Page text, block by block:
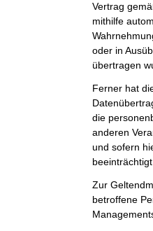
Vertrag
mithilfe
oder in
übertragen
Ferner hat
die
anderen
und sofern
beeinträchtigt
Zur
betroffene